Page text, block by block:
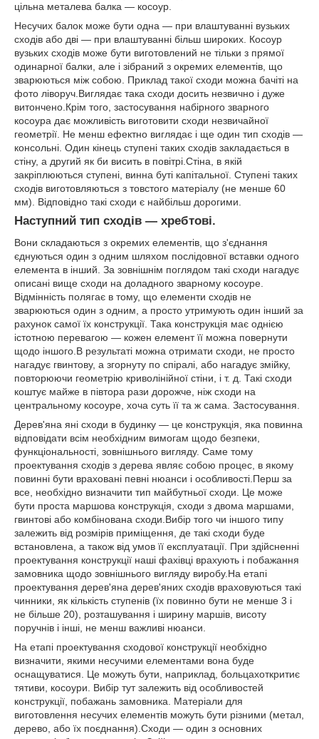
цільна металева балка ― косоур.
Несучих балок може бути одна ― при влаштуванні вузьких
сходів або дві ― при влаштуванні більш широких. Косоур
вузьких сходів може бути виготовлений не тільки з прямої
одинарної балки, але і зібраний з окремих елементів, що
зварюються між собою. Приклад такої сходи можна бачіті на
фото ліворуч.Виглядає така сходи досить незвично і дуже
витончено.Крім того, застосування набірного зварного
косоура дає можливість виготовити сходи незвичайної
геометрії. Не менш ефектно виглядає і ще один тип сходів ―
консольні. Один кінець ступені таких сходів закладається в
стіну, а другий як би висить в повітрі.Стіна, в якій
закріплюються ступені, винна буті капітальної. Ступені таких
сходів виготовляються з товстого матеріалу (не менше 60
мм). Відповідно такі сходи є найбільш дорогими.
Наступний тип сходів ― хребтові.
Вони складаються з окремих елементів, що з'єднання
єднуються один з одним шляхом послідовної вставки одного
елемента в інший. За зовнішнім поглядом такі сходи нагадує
описані вище сходи на доладного зварному косоуре.
Відмінність полягає в тому, що елементи сходів не
зварюються один з одним, а просто утримують один інший за
рахунок самої їх конструкції. Така конструкція має однією
істотною перевагою ― кожен елемент її можна повернути
щодо іншого.В результаті можна отримати сходи, не просто
нагадує гвинтову, а згорнуту по спіралі, або нагадує змійку,
повторюючи геометрію криволінійної стіни, і т. д. Такі сходи
коштує майже в півтора рази дорожче, ніж сходи на
центральному косоуре, хоча суть її та ж сама. Застосування.
Дерев'яна яні сходи в будинку ― це конструкція, яка повинна
відповідати всім необхідним вимогам щодо безпеки,
функціональності, зовнішнього вигляду. Саме тому
проектування сходів з дерева являє собою процес, в якому
повинні бути враховані певні нюанси і особливості.Перш за
все, необхідно визначити тип майбутньої сходи. Це може
бути проста маршова конструкція, сходи з двома маршами,
гвинтові або комбінована сходи.Вибір того чи іншого типу
залежить від розмірів приміщення, де такі сходи буде
встановлена, а також від умов її експлуатації. При здійсненні
проектування конструкції наші фахівці врахують і побажання
замовника щодо зовнішнього вигляду виробу.На етапі
проектування дерев'яна дерев'яних сходів враховуються такі
чинники, як кількість ступенів (їх повинно бути не менше 3 і
не більше 20), розташування і ширину маршів, висоту
поручнів і інші, не менш важливі нюанси.
На етапі проектування сходової конструкції необхідно
визначити, якими несучими елементами вона буде
оснащуватися. Це можуть бути, наприклад, больцахоткритиє
тятиви, косоури. Вибір тут залежить від особливостей
конструкції, побажань замовника. Матеріали для
виготовлення несучих елементів можуть бути різними (метал,
дерево, або їх поєднання).Сходи ― один з основних